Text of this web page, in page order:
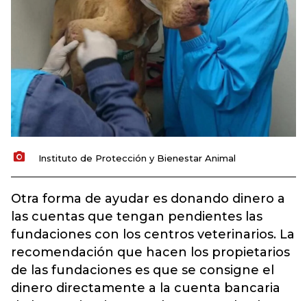
Instituto de Protección y Bienestar Animal
Otra forma de ayudar es donando dinero a
las cuentas que tengan pendientes las
fundaciones con los centros veterinarios. La
recomendación que hacen los propietarios
de las fundaciones es que se consigne el
dinero directamente a la cuenta bancaria